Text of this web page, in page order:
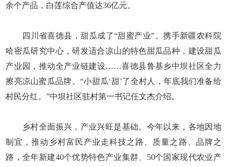
余个产品，白莲综合产值达36亿元。
四川省喜德县，甜瓜成了“甜蜜产业”。携手新疆农科院
哈密瓜研究中心，研发适合凉山的特色甜瓜品种，建设甜瓜
产业园，推动全产业链建设……喜德县鲁基乡中坝社区全力
擦亮凉山蜜瓜品牌。“小甜瓜‘甜’了全村人，年底我们准备给
村民分红。”中坝社区驻村第一书记任文杰介绍。
乡村全面振兴，产业兴旺是基础。今年以来，各地因地
制宜，推动乡村富民产业走科技之路、质量之路、品牌之
路，全年新建40个优势特色产业集群、50个国家现代农业产